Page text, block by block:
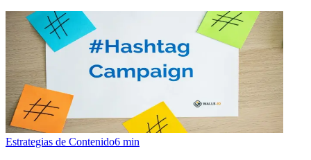
Estrategias de Contenido6 min